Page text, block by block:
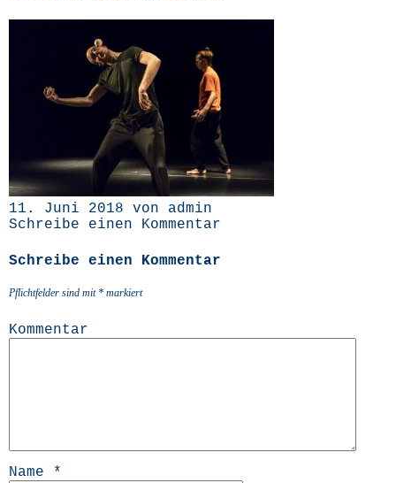
11. Juni 2018 von admin
Schreibe einen Kommentar
Schreibe einen Kommentar
Pflichtfelder sind mit * markiert
Kommentar
Name *